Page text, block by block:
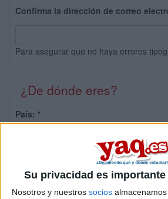
Su privacidad es
Nosotros y nuestros socios
Confirma la dirección de correo
Para asegurar que no haya errores
¿De dónde eres?
País: *